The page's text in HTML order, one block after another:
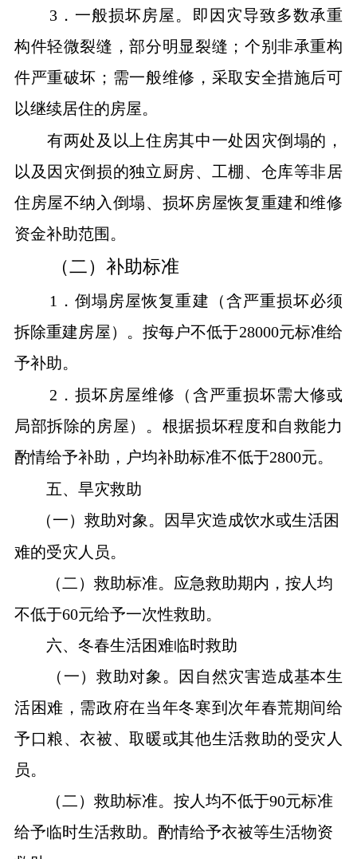
3．一般损坏房屋。即因灾导致多数承重
构件轻微裂缝，部分明显裂缝；个别非承重构
件严重破坏；需一般维修，采取安全措施后可
以继续居住的房屋。
有两处及以上住房其中一处因灾倒塌的，
以及因灾倒损的独立厨房、工棚、仓库等非居
住房屋不纳入倒塌、损坏房屋恢复重建和维修
资金补助范围。
（二）补助标准
1．倒塌房屋恢复重建（含严重损坏必须
拆除重建房屋）。按每户不低于28000元标准给
予补助。
2．损坏房屋维修（含严重损坏需大修或
局部拆除的房屋）。根据损坏程度和自救能力
酌情给予补助，户均补助标准不低于2800元。
五、旱灾救助
（一）救助对象。因旱灾造成饮水或生活困
难的受灾人员。
（二）救助标准。应急救助期内，按人均
不低于60元给予一次性救助。
六、冬春生活困难临时救助
（一）救助对象。因自然灾害造成基本生
活困难，需政府在当年冬寒到次年春荒期间给
予口粮、衣被、取暖或其他生活救助的受灾人
员。
（二）救助标准。按人均不低于90元标准
给予临时生活救助。酌情给予衣被等生活物资